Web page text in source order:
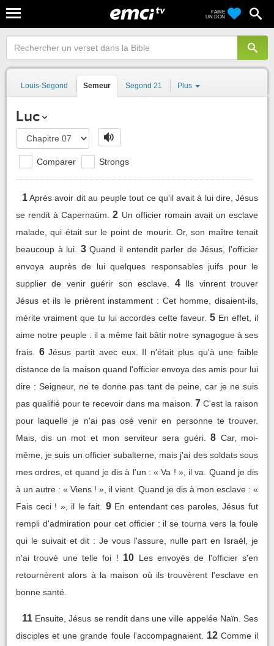
FAIRE
UN DON
Louis-Segond Semeur Segond 21 Plus
Luc
Comparer Strongs
1 Après avoir dit au peuple tout ce qu'il avait à lui dire, Jésus
se rendit à Capernaüm.
2 Un officier romain avait un esclave
malade, qui était sur le point de mourir. Or, son maître tenait
beaucoup à lui.
3 Quand il entendit parler de Jésus, l'officier
envoya auprès de lui quelques responsables juifs pour le
supplier de venir guérir son esclave.
4 Ils vinrent trouver
Jésus et ils le prièrent instamment : Cet homme, disaient-ils,
mérite vraiment que tu lui accordes cette faveur. 5 En effet, il
aime notre peuple : il a même fait bâtir notre synagogue à ses
frais.
6 Jésus partit avec eux. Il n'était plus qu'à une faible
distance de la maison quand l'officier envoya des amis pour lui
dire : Seigneur, ne te donne pas tant de peine, car je ne suis
pas qualifié pour te recevoir dans ma maison. 7 C'est la raison
pour laquelle je n'ai pas osé venir en personne te trouver.
Mais, dis un mot et mon serviteur sera guéri.
8 Car, moi-
même, je suis un officier subalterne, mais j'ai des soldats sous
mes ordres, et quand je dis à l'un : « Va ! », il va. Quand je dis
à un autre : « Viens ! », il vient. Quand je dis à mon esclave : «
Fais ceci ! », il le fait.
9 En entendant ces paroles, Jésus fut
rempli d'admiration pour cet officier : il se tourna vers la foule
qui le suivait et dit : Je vous l'assure, nulle part en Israël, je
n'ai trouvé une telle foi ! 10 Les envoyés de l'officier s'en
retournèrent alors à la maison où ils trouvèrent l'esclave en
bonne santé.
11 Ensuite, Jésus se rendit dans une ville appelée Naïn. Ses
disciples et une grande foule l'accompagnaient.
12 Comme il